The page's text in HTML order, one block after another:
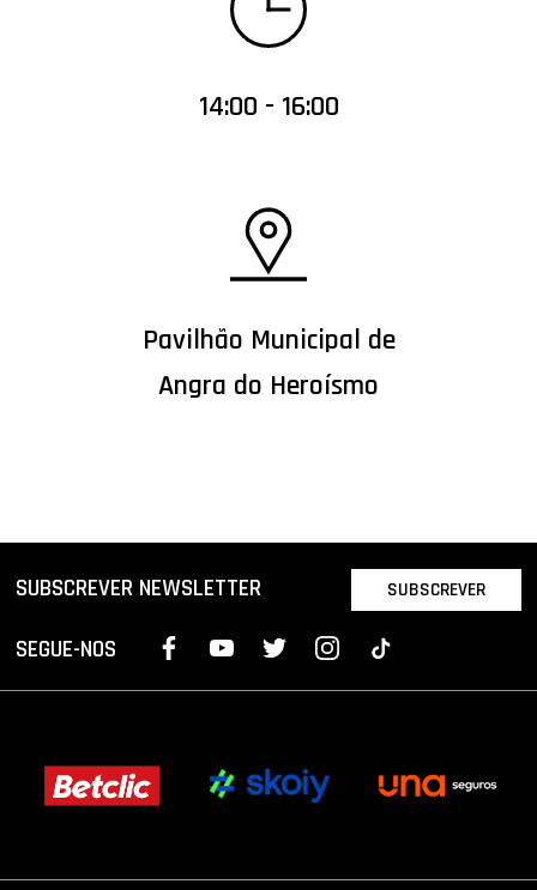
14:00 - 16:00
Pavilhão Municipal de
Angra do Heroísmo
SUBSCREVER NEWSLETTER SUBSCREVER
SEGUE-NOS